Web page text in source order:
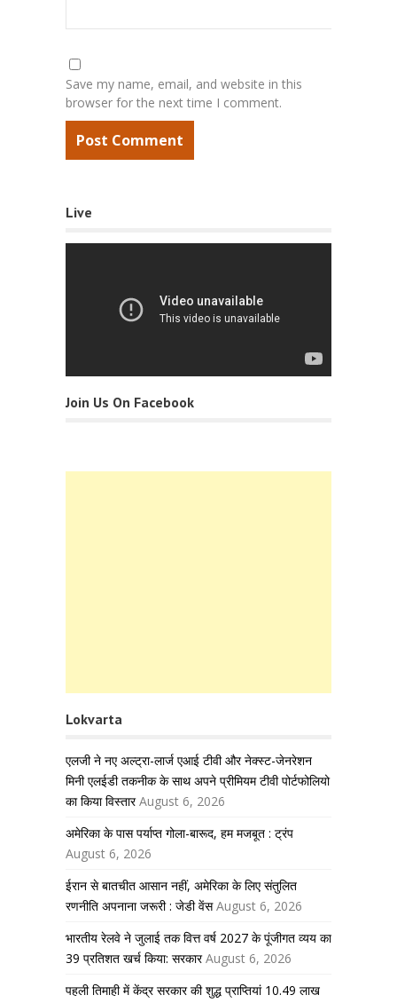
Save my name, email, and website in this
browser for the next time I comment.
Live
Join Us On Facebook
Lokvarta
एलजी ने नए अल्ट्रा-लार्ज एआई टीवी और नेक्स्ट-जेनरेशन
मिनी एलईडी तकनीक के साथ अपने प्रीमियम टीवी पोर्टफोलियो
का किया विस्तार August 6, 2026
अमेरिका के पास पर्याप्त गोला-बारूद, हम मजबूत : ट्रंप
August 6, 2026
ईरान से बातचीत आसान नहीं, अमेरिका के लिए संतुलित
रणनीति अपनाना जरूरी : जेडी वेंस August 6, 2026
भारतीय रेलवे ने जुलाई तक वित्त वर्ष 2027 के पूंजीगत व्यय का
39 प्रतिशत खर्च किया: सरकार August 6, 2026
पहली तिमाही में केंद्र सरकार की शुद्ध प्राप्तियां 10.49 लाख